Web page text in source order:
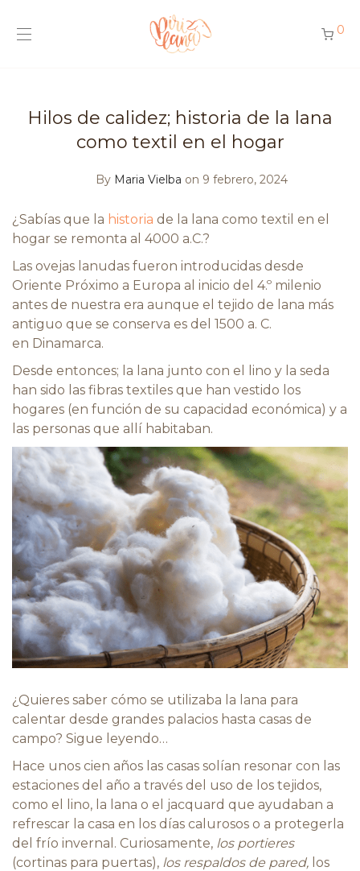
0
Hilos de calidez; historia de la lana
como textil en el hogar
By Maria Vielba on 9 febrero, 2024
¿Sabías que la historia de la lana como textil en el
hogar se remonta al 4000 a.C.?
Las ovejas lanudas fueron introducidas desde
Oriente Próximo a Europa al inicio del 4.º milenio
antes de nuestra era aunque el tejido de lana más
antiguo que se conserva es del 1500 a. C.
en Dinamarca.
Desde entonces; la lana junto con el lino y la seda
han sido las fibras textiles que han vestido los
hogares (en función de su capacidad económica) y a
las personas que allí habitaban.
¿Quieres saber cómo se utilizaba la lana para
calentar desde grandes palacios hasta casas de
campo? Sigue leyendo…
Hace unos cien años las casas solían resonar con las
estaciones del año a través del uso de los tejidos,
como el lino, la lana o el jacquard que ayudaban a
refrescar la casa en los días calurosos o a protegerla
del frío invernal. Curiosamente, los portieres
(cortinas para puertas), los respaldos de pared, los